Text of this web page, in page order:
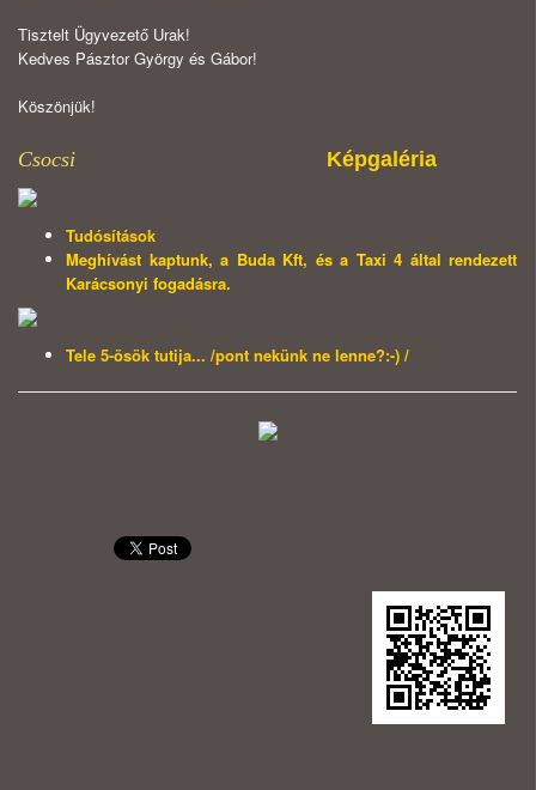
Tisztelt Ügyvezető Urak!
Kedves Pásztor György és Gábor!
Köszönjük!
Csocsi Képgaléria
Tudósítások
Meghívást kaptunk, a Buda Kft, és a Taxi 4 által rendezett
Karácsonyi fogadásra.
Tele 5-ösök tutija... /pont nekünk ne lenne?:-) /